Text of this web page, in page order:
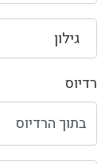
גילון
רדיוס